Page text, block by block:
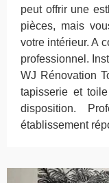
peut offrir une
pièces, mais
votre intérieur. A
professionnel.
WJ Rénovation
tapisserie et
disposition.
établissement